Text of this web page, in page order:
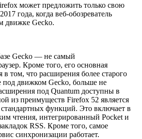
может предложить только свою
года, когда веб-обозреватель
движке Gecko.
Gecko — не самый
Кроме того, его основная
в том, что расширения более старого
под движком Gecko, больше не
под Quantum доступны в
из преимуществ Firefox 52 является
функций. Это включает в
чтения, интегрированный Pocket и
RSS. Кроме того, самое
синхронизации работает.